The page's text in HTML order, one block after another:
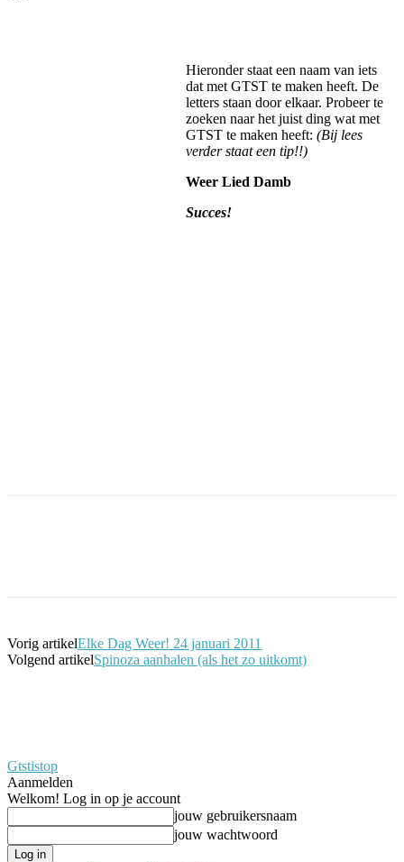
Hieronder staat een naam van iets
dat met GTST te maken heeft. De
letters staan door elkaar. Probeer te
zoeken naar het juist ding wat met
GTST te maken heeft: (Bij lees
verder staat een tip!!)
Weer Lied Damb
Succes!
Vorig artikelElke Dag Weer! 24 januari 2011
Volgend artikelSpinoza aanhalen (als het zo uitkomt)
Gtstistop
Aanmelden
Welkom! Log in op je account
jouw gebruikersnaam
jouw wachtwoord